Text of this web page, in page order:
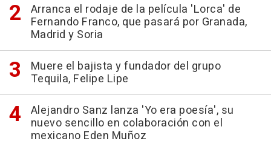
Arranca el rodaje de la película 'Lorca' de
Fernando Franco, que pasará por Granada,
Madrid y Soria
Muere el bajista y fundador del grupo
Tequila, Felipe Lipe
Alejandro Sanz lanza 'Yo era poesía', su
nuevo sencillo en colaboración con el
mexicano Eden Muñoz